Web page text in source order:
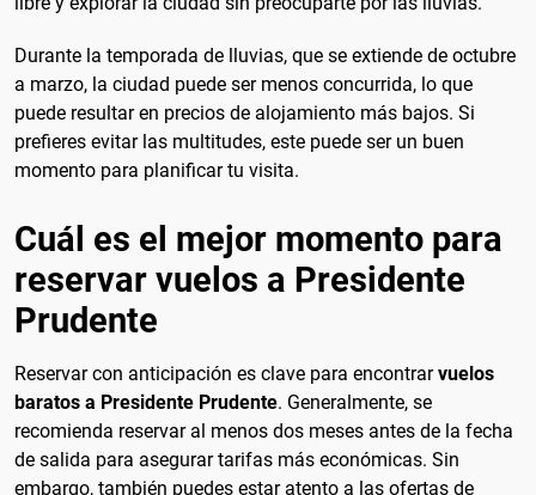
Durante la temporada de lluvias, que se extiende de octubre
a marzo, la ciudad puede ser menos concurrida, lo que
puede resultar en precios de alojamiento más bajos. Si
prefieres evitar las multitudes, este puede ser un buen
momento para planificar tu visita.
Cuál es el mejor momento para
reservar vuelos a Presidente
Prudente
Reservar con anticipación es clave para encontrarvuelos
baratos a Presidente Prudente. Generalmente, se
recomienda reservar al menos dos meses antes de la fecha
de salida para asegurar tarifas más económicas. Sin
embargo, también puedes estar atento a las ofertas de